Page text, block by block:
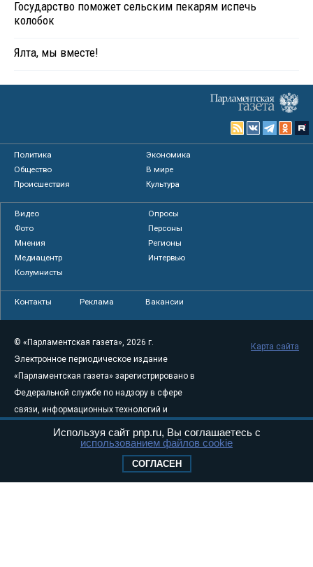
Государство поможет сельским пекарям испечь
колобок
Ялта, мы вместе!
Политика
Экономика
Общество
В мире
Происшествия
Культура
Видео
Опросы
Фото
Персоны
Мнения
Регионы
Медиацентр
Интервью
Колумнисты
Контакты Реклама Вакансии
© «Парламентская газета», 2026 г.
Электронное периодическое издание
«Парламентская газета» зарегистрировано в
Федеральной службе по надзору в сфере
связи, информационных технологий и
массовых коммуникаций (Роскомнадзор) 05
августа 2011 года. 18+
Свидетельство о регистрации Эл № ФС77-
Карта сайта
Используя сайт pnp.ru, Вы соглашаетесь с
использованием файлов cookie
СОГЛАСЕН